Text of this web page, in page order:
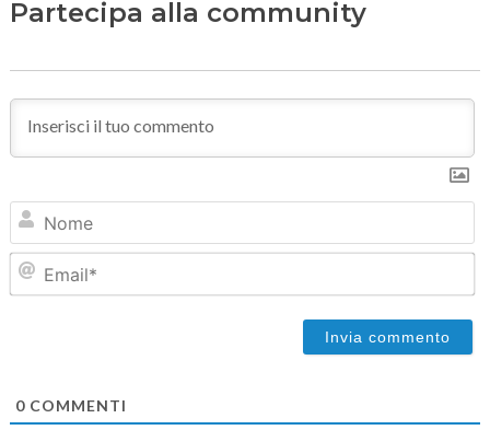
Partecipa alla community
0COMMENTI